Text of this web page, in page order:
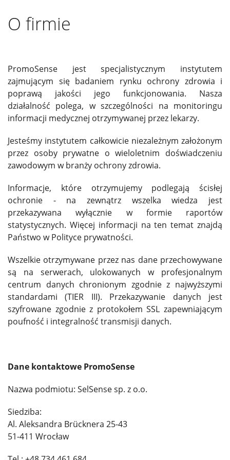
O firmie
PromoSense jest specjalistycznym instytutem
zajmującym się badaniem rynku ochrony zdrowia i
poprawą jakości jego funkcjonowania. Nasza
działalność polega, w szczególności na monitoringu
informacji medycznej otrzymywanej przez lekarzy.
Jesteśmy instytutem całkowicie niezależnym założonym
przez osoby prywatne o wieloletnim doświadczeniu
zawodowym w branży ochrony zdrowia.
Informacje, które otrzymujemy podlegają ścisłej
ochronie - na zewnątrz wszelka wiedza jest
przekazywana wyłącznie w formie raportów
statystycznych. Więcej informacji na ten temat znajdą
Państwo w Polityce prywatności.
Wszelkie otrzymywane przez nas dane przechowywane
są na serwerach, ulokowanych w profesjonalnym
centrum danych chronionym zgodnie z najwyższymi
standardami (TIER III). Przekazywanie danych jest
szyfrowane zgodnie z protokołem SSL zapewniającym
poufność i integralność transmisji danych.
Dane kontaktowe PromoSense
Nazwa podmiotu: SelSense sp. z o.o.
Siedziba:
Al. Aleksandra Brücknera 25-43
51-411 Wrocław